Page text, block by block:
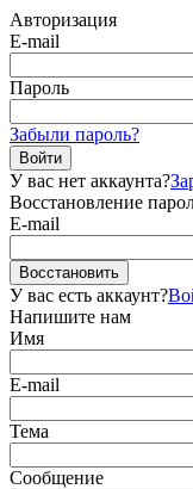
Авторизация
E-mail
Пароль
Забыли пароль?
Войти
У вас нет аккаунта?
Восстановление
E-mail
Восстановить
У вас есть аккаунт?
Напишите нам
Имя
E-mail
Тема
Сообщение